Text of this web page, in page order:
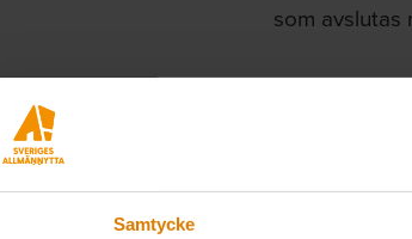
Samtycke
som avslutas
– ”Det
Det här är